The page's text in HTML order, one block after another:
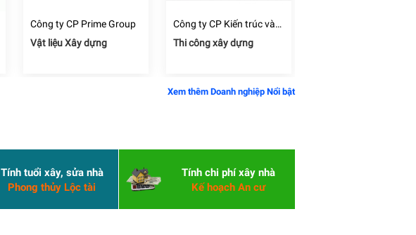
Công ty CP Prime Group
Vật liệu Xây dựng
Công ty CP Kiến trúc và
bộ AATC
Thi công xây dựng
Xem thêm Doanh nghiệp Nổi bật
Tính tuổi xây, sửa nhà
Phong thủy Lộc tài
Tính chi phí xây nhà
Kế hoạch An cư